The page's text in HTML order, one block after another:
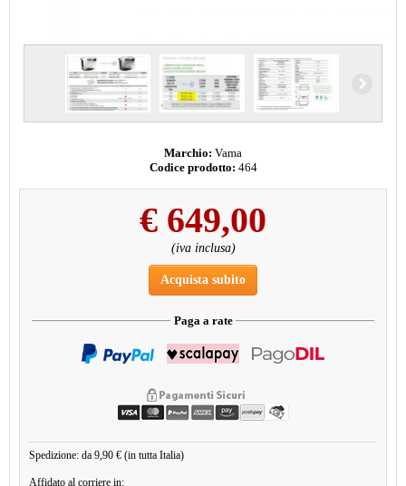
Marchio: Vama
Codice prodotto: 464
€ 649,00
(iva inclusa)
Acquista subito
Paga a rate
Spedizione: da 9,90 € (in tutta Italia)
Affidato al corriere in: